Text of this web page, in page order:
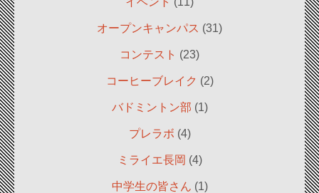
オープンキャンパス (31)
コンテスト (23)
コーヒーブレイク (2)
バドミントン部 (1)
プレラボ (4)
ミライエ長岡 (4)
中学生の皆さん (1)